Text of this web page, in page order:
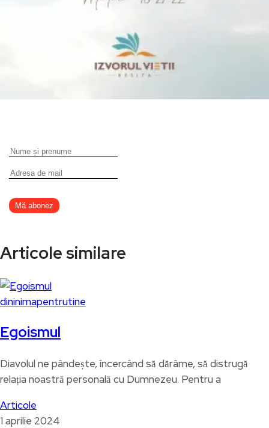
Articole similare
dininimapentrutine
Egoismul
Diavolul ne pândește, încercând să dărâme, să distrugă
relația noastră personală cu Dumnezeu. Pentru a
Articole
1 aprilie 2024